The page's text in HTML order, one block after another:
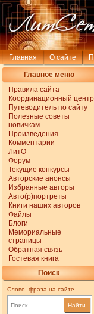
Главная О сайте
Главное меню
Правила сайта
Координационный центр
Путеводитель по сайту
Полезные советы
новичкам
Произведения
Комментарии
ЛитО
Форум
Текущие конкурсы
Авторские анонсы
Избранные авторы
Авто(р)портреты
Книги наших авторов
Файлы
Блоги
Мемориальные
страницы
Обратная связь
Гостевая книга
Поиск
Слово, фраза на сайте
Найти